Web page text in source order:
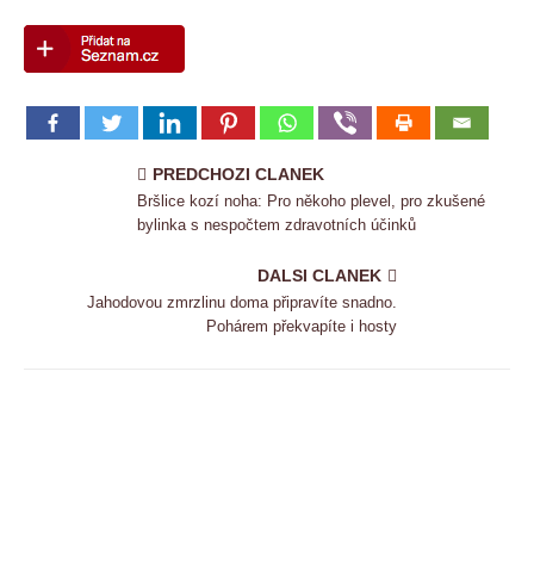
PREDCHOZI CLANEK
Bršlice kozí noha: Pro někoho plevel, pro zkušené
bylinka s nespočtem zdravotních účinků
DALSI CLANEK
Jahodovou zmrzlinu doma připravíte snadno.
Pohárem překvapíte i hosty